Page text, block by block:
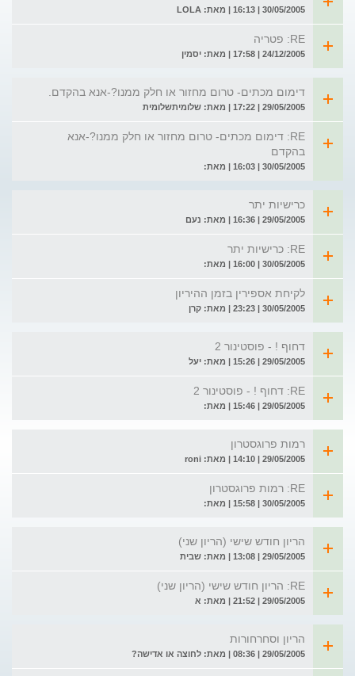
30/05/2005 | 16:13 | מאת: LOLA
RE: פטריה
24/12/2005 | 17:58 | מאת: יסמין
דימום מכתים- טרום מחזור או חלק ממנו?-אנא בהקדם.
29/05/2005 | 17:22 | מאת: שלומיתשלומית
RE: דימום מכתים- טרום מחזור או חלק ממנו?-אנא
בהקדם
30/05/2005 | 16:03 | מאת:
כרישיות יתר
29/05/2005 | 16:36 | מאת: נעם
RE: כרישיות יתר
30/05/2005 | 16:00 | מאת:
לקיחת אספירין בזמן ההיריון
30/05/2005 | 23:23 | מאת: קרן
דחוף ! - פוסטינור 2
29/05/2005 | 15:26 | מאת: יעל
RE: דחוף ! - פוסטינור 2
29/05/2005 | 15:46 | מאת:
רמות פרוגסטרון
29/05/2005 | 14:10 | מאת: roni
RE: רמות פרוגסטרון
30/05/2005 | 15:58 | מאת:
הריון חודש שישי (הריון שני)
29/05/2005 | 13:08 | מאת: שבית
RE: הריון חודש שישי (הריון שני)
29/05/2005 | 21:52 | מאת: א
הריון וסחרחורות
29/05/2005 | 08:36 | מאת: לחוצה או אדישה?